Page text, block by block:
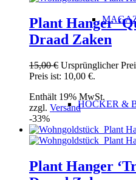
HOCKER &
Plant Hanger
Draad Zaken
15,00€ Ursprünglicher
Preis ist: 10,00 €.
Enthält 19% MwSt.
zzgl. Versand
-33%
Plant Hanger